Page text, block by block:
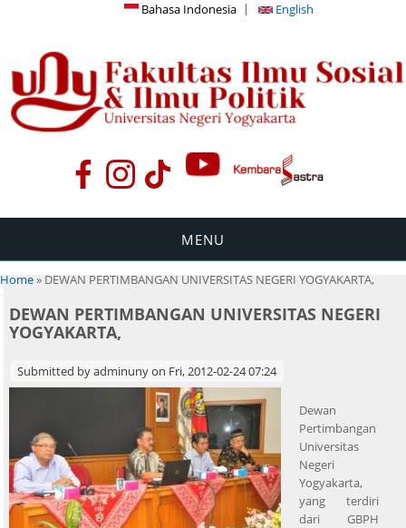
Bahasa Indonesia English
MENU
You are here
Home» DEWAN PERTIMBANGAN UNIVERSITAS NEGERI YOGYAKARTA,
DEWAN PERTIMBANGAN UNIVERSITAS NEGERI
YOGYAKARTA,
Submitted byadminunyon Fri, 2012-02-24 07:24
Dewan
Pertimbangan
Universitas
Negeri
Yogyakarta,
yang terdiri
dari GBPH